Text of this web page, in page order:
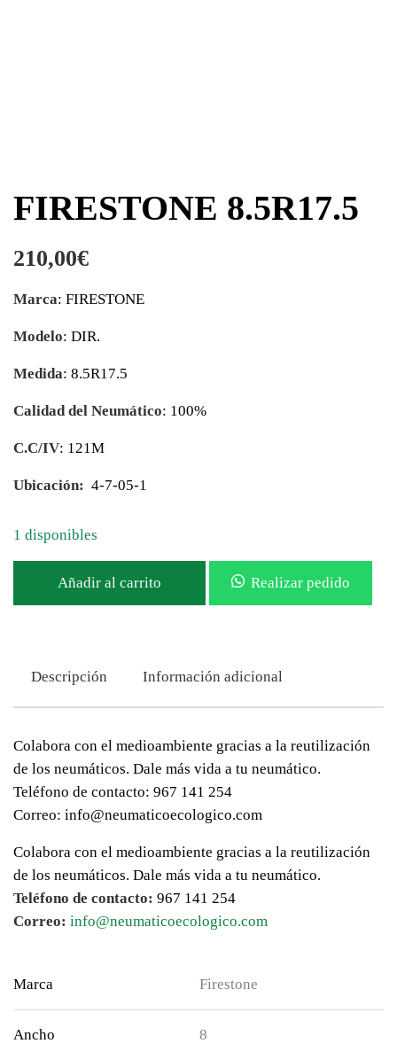
FIRESTONE 8.5R17.5
210,00€
Marca: FIRESTONE
Modelo: DIR.
Medida: 8.5R17.5
Calidad del Neumático: 100%
C.C/IV: 121M
Ubicación: 4-7-05-1
1 disponibles
Añadir al carrito Realizar pedido
Descripción Información adicional
Colabora con el medioambiente gracias a la reutilización
de los neumáticos. Dale más vida a tu neumático.
Teléfono de contacto: 967 141 254
Correo: info@neumaticoecologico.com
Colabora con el medioambiente gracias a la reutilización
de los neumáticos. Dale más vida a tu neumático.
Teléfono de contacto: 967 141 254
Correo: info@neumaticoecologico.com
Marca Firestone
Ancho 8